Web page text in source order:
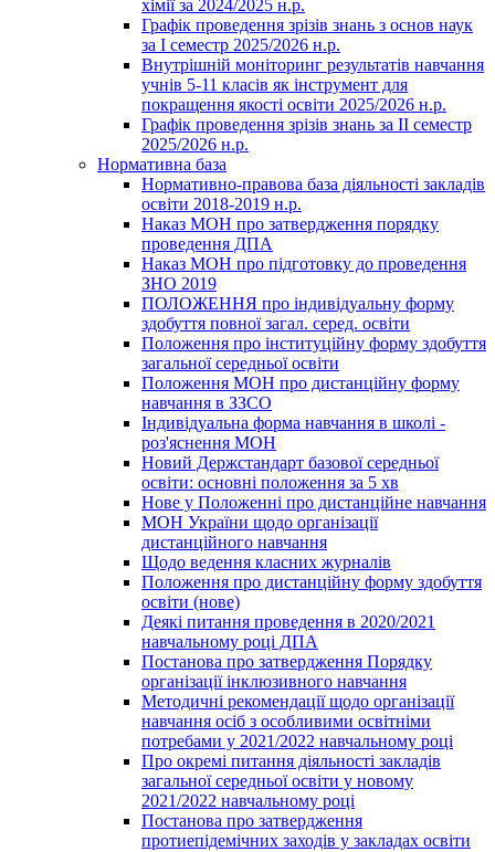
хімії за 2024/2025 н.р.
Графік проведення зрізів знань з основ наук
за І семестр 2025/2026 н.р.
Внутрішній моніторинг результатів навчання
учнів 5-11 класів як інструмент для
покращення якості освіти 2025/2026 н.р.
Графік проведення зрізів знань за ІІ семестр
2025/2026 н.р.
Нормативна база
Нормативно-правова база діяльності закладів
освіти 2018-2019 н.р.
Наказ МОН про затвердження порядку
проведення ДПА
Наказ МОН про підготовку до проведення
ЗНО 2019
ПОЛОЖЕННЯ про індивідуальну форму
здобуття повної загал. серед. освіти
Положення про інституційну форму здобуття
загальної середньої освіти
Положення МОН про дистанційну форму
навчання в ЗЗСО
Індивідуальна форма навчання в школі -
роз'яснення МОН
Новий Держстандарт базової середньої
освіти: основні положення за 5 хв
Нове у Положенні про дистанційне навчання
МОН України щодо організації
дистанційного навчання
Щодо ведення класних журналів
Положення про дистанційну форму здобуття
освіти (нове)
Деякі питання проведення в 2020/2021
навчальному році ДПА
Постанова про затвердження Порядку
організації інклюзивного навчання
Методичні рекомендації щодо організації
навчання осіб з особливими освітніми
потребами у 2021/2022 навчальному році
Про окремі питання діяльності закладів
загальної середньої освіти у новому
2021/2022 навчальному році
Постанова про затвердження
протиепідемічних заходів у закладах освіти